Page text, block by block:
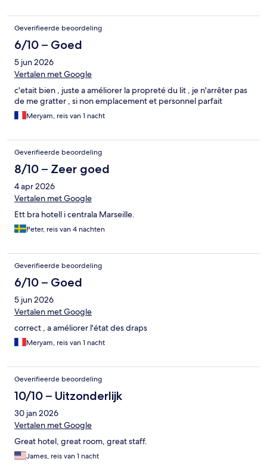
Geverifieerde beoordeling
6/10 – Goed
5 jun 2026
Vertalen met Google
c'etait bien , juste a améliorer la propreté du lit , je n'arrêter pas
de me gratter , si non emplacement et personnel parfait
Meryam, reis van 1 nacht
Geverifieerde beoordeling
8/10 – Zeer goed
4 apr 2026
Vertalen met Google
Ett bra hotell i centrala Marseille.
Peter, reis van 4 nachten
Geverifieerde beoordeling
6/10 – Goed
5 jun 2026
Vertalen met Google
correct , a améliorer l'état des draps
Meryam, reis van 1 nacht
Geverifieerde beoordeling
10/10 – Uitzonderlijk
30 jan 2026
Vertalen met Google
Great hotel, great room, great staff.
James, reis van 1 nacht